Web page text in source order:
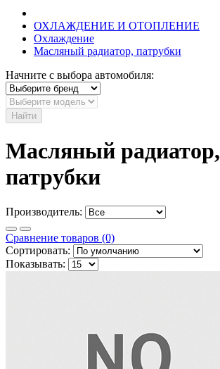
ОХЛАЖДЕНИЕ И ОТОПЛЕНИЕ
Охлаждение
Масляный радиатор, патрубки
Начните с выбора автомобиля:
Найти
Масляный радиатор,
патрубки
Производитель:
Сравнение товаров (0)
Сортировать:
Показывать: